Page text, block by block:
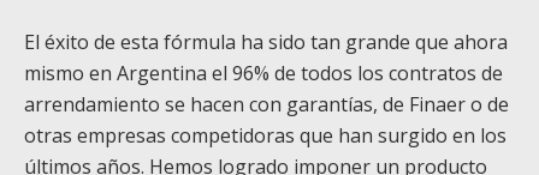
El éxito de esta fórmula ha sido tan grande que ahora
mismo en Argentina el 96% de todos los contratos de
arrendamiento se hacen con garantías, de Finaer o de
otras empresas competidoras que han surgido en los
últimos años. Hemos logrado imponer un producto